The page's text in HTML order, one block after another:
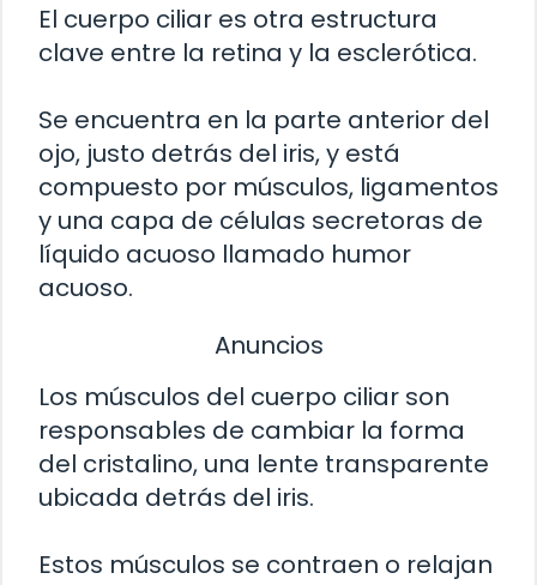
El cuerpo ciliar es otra estructura
clave entre la retina y la esclerótica.
Se encuentra en la parte anterior del
ojo, justo detrás del iris, y está
compuesto por músculos, ligamentos
y una capa de células secretoras de
líquido acuoso llamado humor
acuoso.
Anuncios
Los músculos del cuerpo ciliar son
responsables de cambiar la forma
del cristalino, una lente transparente
ubicada detrás del iris.
Estos músculos se contraen o relajan